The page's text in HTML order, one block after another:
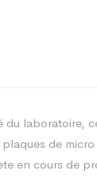
du laboratoire,
de
en cours de